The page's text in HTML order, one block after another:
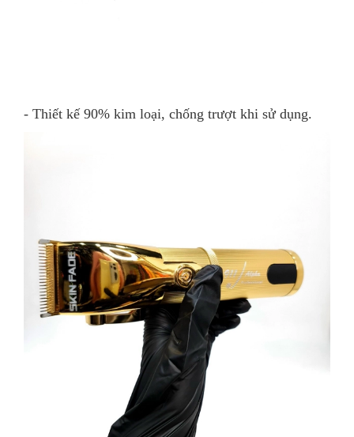
- Thiết kế 90% kim loại, chống trượt khi sử dụng.